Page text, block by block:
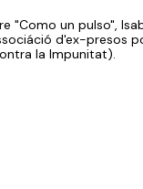
"Como un pulso",
d'ex-presos
la Impunitat).